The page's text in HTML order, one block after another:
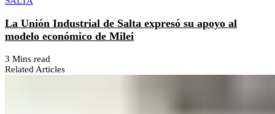
La Unión Industrial de Salta expresó su apoyo al
modelo económico de Milei
3 Mins read
Related Articles